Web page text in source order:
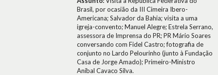
Brasil, por ocasião da III Cimeira Ibero-
Americana; Salvador da Bahia; visita a uma
igreja-convento; Manuel Alegre; Estrela Serrano,
assessora de Imprensa do PR; PR Mário Soares
conversando com Fidel Castro; fotografia de
conjunto no Lardo Pelourinho (junto à Fundação
Casa de Jorge Amado); Primeiro-Ministro
Aníbal Cavaco Silva.